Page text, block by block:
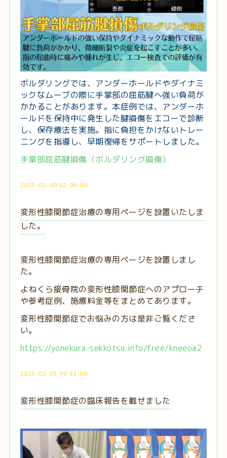
ボルダリングでは、アンダーホールドやダイナミ
ックなムーブの際に手掌部の屈筋腱へ強い負荷が
かかることがあります。本症例では、アンダーホ
ールドを保持中に発生した腱損傷をエコーで診断
し、保存療法を実施。指に負担をかけないトレー
ニングを指導し、早期復帰をサポートしました。
手掌部屈筋腱損傷（ボルダリング損傷）
2025-02-09 02:04:00
変形性膝関節症治療の専用ページを設置いたしま
した。
変形性膝関節症治療の専用ページを設置しまし
た。
よねくら接骨院の変形性膝関節症へのアプローチ
や参考症例、施療料金等をまとめてあります。
変形性膝関節症でお悩みの方は是非ご覧くださ
い。
https://yonekura-sekkotsu.info/free/kneeoa2
2025-02-03 19:53:00
変形性膝関節症の臨床報告を載せました